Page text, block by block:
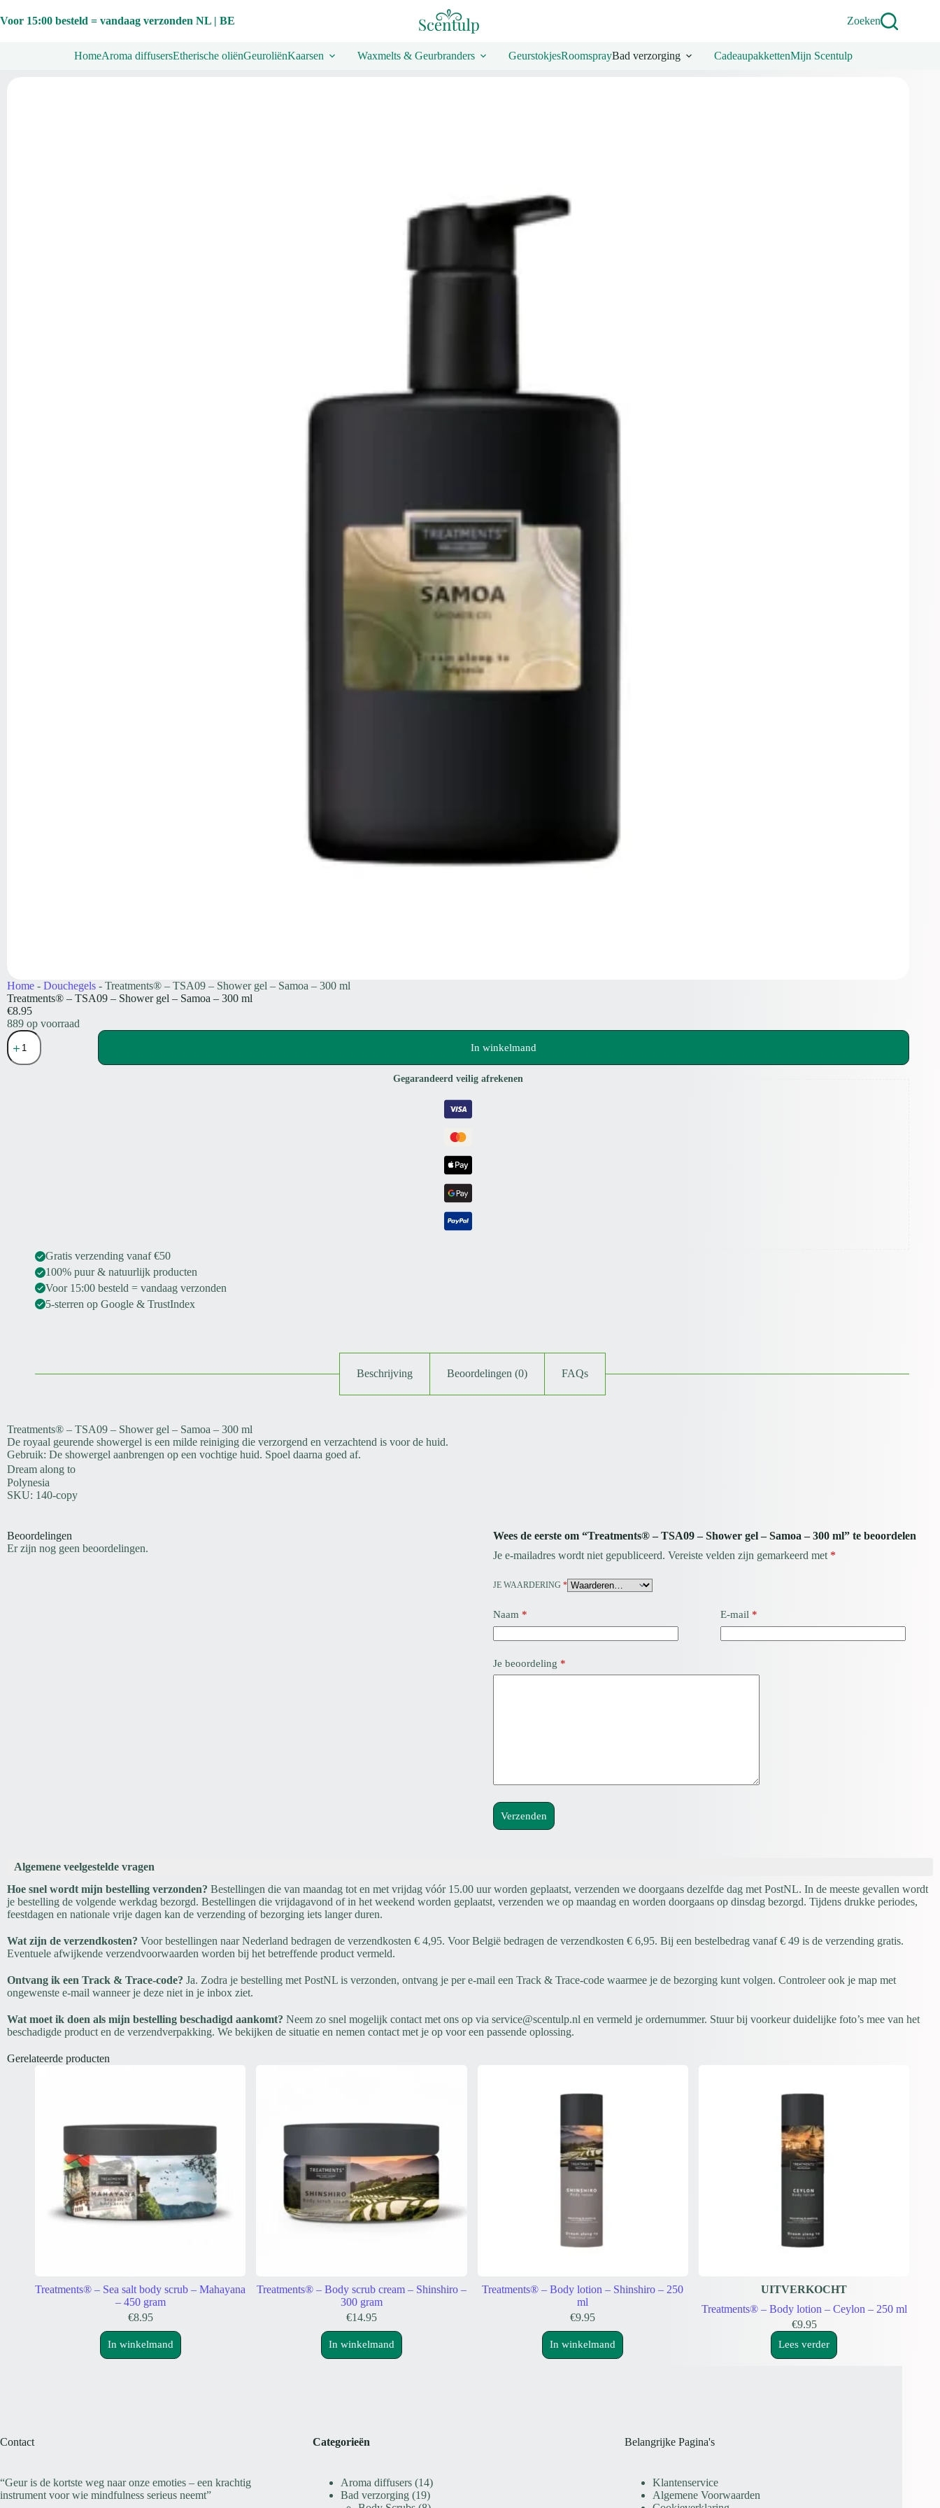
naar
Voor 15:00 besteld = vandaag verzonden NL | BE Zoeken
HomeAroma diffusersEtherische oliënGeuroliënKaarsen Waxmelts & Geurbranders GeurstokjesRoomsprayBad verzorging CadeaupakkettenMijn Scentulp
Home - Douchegels - Treatments® – TSA09 – Shower gel – Samoa – 300 ml
Treatments® – TSA09 – Shower gel – Samoa – 300 ml
€8.95
889 op voorraad
Treatments®
-
TSA09
In winkelmand
Gegarandeerd veilig afrekenen
Gratis verzending vanaf €50
100% puur & natuurlijk producten
Voor 15:00 besteld = vandaag verzonden
5-sterren op Google & TrustIndex
Beschrijving Beoordelingen (0) FAQs
Treatments® – TSA09 – Shower gel – Samoa – 300 ml
De royaal geurende showergel is een milde reiniging die verzorgend en verzachtend is voor de huid.
Gebruik: De showergel aanbrengen op een vochtige huid. Spoel daarna goed af.
Dream along to
Polynesia
SKU: 140-copy
Beoordelingen
Er zijn nog geen beoordelingen.
Wees de eerste om “Treatments® – TSA09 – Shower gel – Samoa – 300 ml” te beoordelen
Je e-mailadres wordt niet gepubliceerd. Vereiste velden zijn gemarkeerd met *
JE WAARDERING*
Naam * E-mail*
Je beoordeling *
Verzenden
Algemene veelgestelde vragen
Hoe snel wordt mijn bestelling verzonden? Bestellingen die van maandag tot en met vrijdag vóór 15.00 uur worden geplaatst, verzenden we doorgaans dezelfde dag met PostNL. In de meeste gevallen wordt
je bestelling de volgende werkdag bezorgd. Bestellingen die vrijdagavond of in het weekend worden geplaatst, verzenden we op maandag en worden doorgaans op dinsdag bezorgd. Tijdens drukke periodes,
feestdagen en nationale vrije dagen kan de verzending of bezorging iets langer duren.
Wat zijn de verzendkosten? Voor bestellingen naar Nederland bedragen de verzendkosten € 4,95. Voor België bedragen de verzendkosten € 6,95. Bij een bestelbedrag vanaf € 49 is de verzending gratis.
Eventuele afwijkende verzendvoorwaarden worden bij het betreffende product vermeld.
Ontvang ik een Track & Trace-code? Ja. Zodra je bestelling met PostNL is verzonden, ontvang je per e-mail een Track & Trace-code waarmee je de bezorging kunt volgen. Controleer ook je map met
ongewenste e-mail wanneer je deze niet in je inbox ziet.
Wat moet ik doen als mijn bestelling beschadigd aankomt? Neem zo snel mogelijk contact met ons op via service@scentulp.nl en vermeld je ordernummer. Stuur bij voorkeur duidelijke foto’s mee van het
beschadigde product en de verzendverpakking. We bekijken de situatie en nemen contact met je op voor een passende oplossing.
Gerelateerde producten
Treatments® – Sea salt body scrub – Mahayana
– 450 gram
€8.95
In winkelmand
Treatments® – Body scrub cream – Shinshiro –
300 gram
€14.95
In winkelmand
Treatments® – Body lotion – Shinshiro – 250
ml
€9.95
In winkelmand
UITVERKOCHT
Treatments® – Body lotion – Ceylon – 250 ml
€9.95
Lees verder
Contact
“Geur is de kortste weg naar onze emoties – een krachtig
instrument voor wie mindfulness serieus neemt”
Categorieën
Aroma diffusers 1414
producten
Bad verzorging 1919
Belangrijke Pagina's
Klantenservice
Algemene Voorwaarden
300